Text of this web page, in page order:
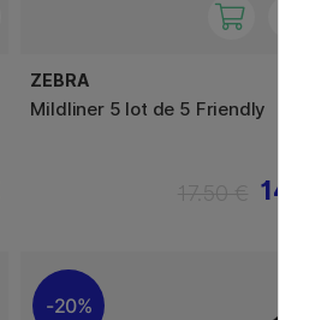
ZEBRA
Mildliner 5 lot de 5 Friendly
14 €
20%